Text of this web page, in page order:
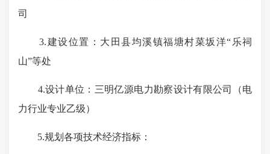
司
3.建设位置：大田县均溪镇福塘村菜坂洋“乐祠
山”等处
4.设计单位：三明亿源电力勘察设计有限公司（电
力行业专业乙级）
5.规划各项技术经济指标：